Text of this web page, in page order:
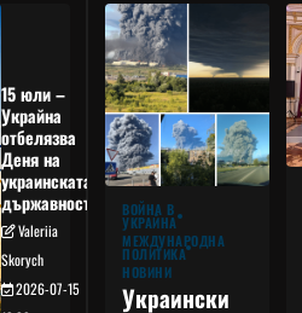
15 юли –
Украйна
отбелязва
Деня на
украинската
държавност
Valeriia
Skorych
2026-07-15
ВОЙНА В
УКРАЙНА
МЕЖДУНАРОДНА
ПОЛИТИКА
НОВИНИ
Украински